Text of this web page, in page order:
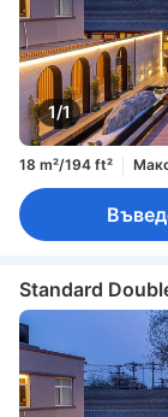
1/1
18 m²/194 ft²
Standard